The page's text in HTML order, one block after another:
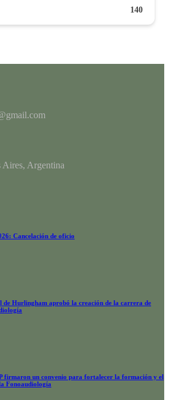
140
Aires, Argentina
Cancelación de oficio
de Hurlingham aprobó la creación de la carrera de
firmaron un convenio para fortalecer la formación y el
Fonoaudiología